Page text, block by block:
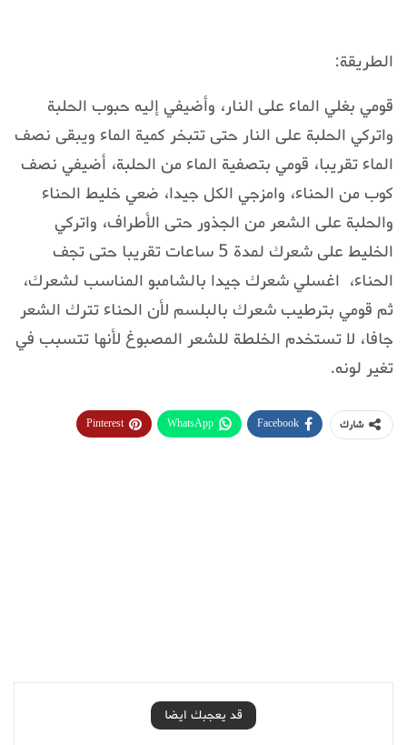
الطريقة:
قومي بغلي الماء على النار، وأضيفي إليه حبوب الحلبة
واتركي الحلبة على النار حتى تتبخر كمية الماء ويبقى نصف
الماء تقريبا، قومي بتصفية الماء من الحلبة، أضيفي نصف
كوب من الحناء، وامزجي الكل جيدا، ضعي خليط الحناء
والحلبة على الشعر من الجذور حتى الأطراف، واتركي
الخليط على شعرك لمدة 5 ساعات تقريبا حتى تجف
الحناء، اغسلي شعرك جيدا بالشامبو المناسب لشعرك،
ثم قومي بترطيب شعرك بالبلسم لأن الحناء تترك الشعر
جافا، لا تستخدم الخلطة للشعر المصبوغ لأنها تتسبب في
تغير لونه.
شارك Facebook
WhatsApp
Pinterest
قد يعجبك ايضا